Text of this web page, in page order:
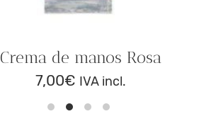
Crema de manos Rosa
7,00€ IVA incl.